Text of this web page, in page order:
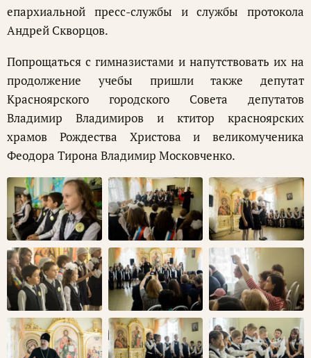
епархиальной пресс-службы и службы протокола
Андрей Скворцов.
Попрощаться с гимназистами и напутствовать их на
продолжение учебы пришли также депутат
Красноярского городского Совета депутатов
Владимир Владимиров и ктитор красноярских
храмов Рождества Христова и великомученика
Феодора Тирона Владимир Московченко.